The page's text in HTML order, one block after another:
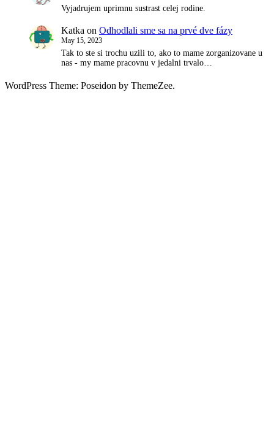
Vyjadrujem uprimnu sustrast celej rodine.
Katka on Odhodlali sme sa na prvé dve fázy
May 15, 2023
Tak to ste si trochu uzili to, ako to mame zorganizovane u
nas - my mame pracovnu v jedalni trvalo…
WordPress Theme: Poseidon by ThemeZee.